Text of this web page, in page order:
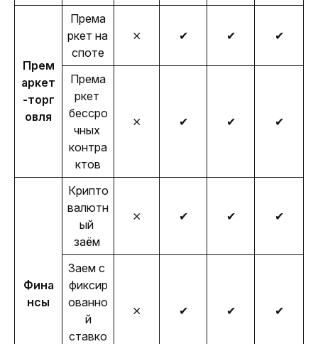
Прем
аркет
-торг
овля
Према
ркет на
споте
⨯ ✔ ✔ ✔
Према
ркет
бессро
чных
контра
ктов
⨯ ✔ ✔ ✔
Фина
нсы
Крипто
валютн
ый
заём
⨯ ✔ ✔ ✔
Заем с
фиксир
ованно
й
ставко
⨯ ✔ ✔ ✔